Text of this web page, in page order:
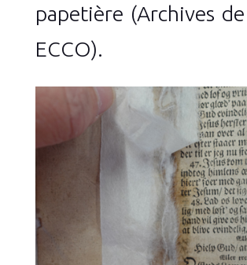
papetière (Archives de
ECCO).